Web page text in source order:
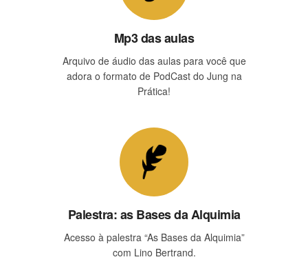
Mp3 das aulas
Arquivo de áudio das aulas para você que
adora o formato de PodCast do Jung na
Prática!
Palestra: as Bases da Alquimia
Acesso à palestra “As Bases da Alquimia”
com Lino Bertrand.